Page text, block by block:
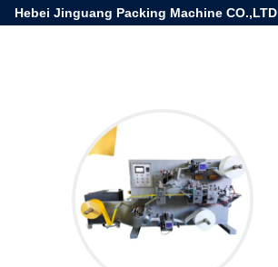
Hebei Jinguang Packing Machine CO.,LTD